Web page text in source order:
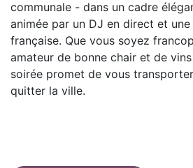
communale - dans un cadre
animée par un DJ en direct et
française. Que vous soyez
amateur de bonne chair et de
soirée promet de vous
quitter la ville.​